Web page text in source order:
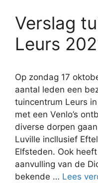
Verslag
Leurs
Op zondag 17
aantal leden een
tuincentrum Leurs
met een Venlo’s
diverse dorpen
Luville incllusief
Elfsteden. Ook
aanvulling van de
bekende … Lees